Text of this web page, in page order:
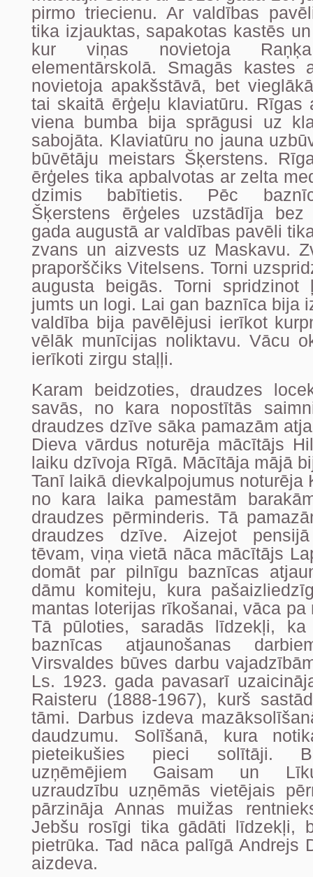
pirmo triecienu. Ar valdības
tika izjauktas, sapakotas kastēs
kur viņas novietoja
elementārskolā. Smagās kastes
novietoja apakšstāvā, bet
tai skaitā ērģeļu klaviatūru. Rīgas
viena bumba bija sprāgusi uz
sabojāta. Klaviatūru no jauna
būvētāju meistars Šķerstens.
ērģeles tika apbalvotas ar zelta
dzimis babītietis. Pēc
Šķerstens ērģeles uzstādīja
gada augustā ar valdības pavēli
zvans un aizvests uz Maskavu.
praporščiks Vitelsens. Torni
augusta beigās. Torni
jumts un logi. Lai gan baznīca bija
valdība bija pavēlējusi ierīkot
vēlāk munīcijas noliktavu. Vācu
ierīkoti zirgu staļļi.
Karam beidzoties, draudzes
savās, no kara nopostītās
draudzes dzīve sāka pamazām
Dieva vārdus noturēja mācītājs
laiku dzīvoja Rīgā. Mācītāja mājā
Tanī laikā dievkalpojumus noturēja
no kara laika pamestām
draudzes pērminderis. Tā
draudzes dzīve. Aizejot
tēvam, viņa vietā nāca mācītājs
domāt par pilnīgu baznīcas
dāmu komiteju, kura
mantas loterijas rīkošanai, vāca pa
Tā pūloties, saradās līdzekļi,
baznīcas atjaunošanas
Virsvaldes būves darbu
Ls. 1923. gada pavasarī
Raisteru (1888-1967), kurš
tāmi. Darbus izdeva
daudzumu. Solīšanā, kura
pieteikušies pieci solītāji.
uzņēmējiem Gaisam un
uzraudzību uzņēmās vietējais
pārzināja Annas muižas
Jebšu rosīgi tika gādāti līdzekļi,
pietrūka. Tad nāca palīgā Andrejs
aizdeva.